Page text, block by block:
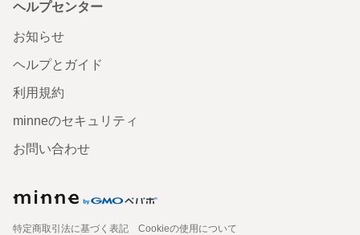
ヘルプセンター
お知らせ
ヘルプとガイド
利用規約
minneのセキュリティ
お問い合わせ
特定商取引法に基づく表記
Cookieの使用について